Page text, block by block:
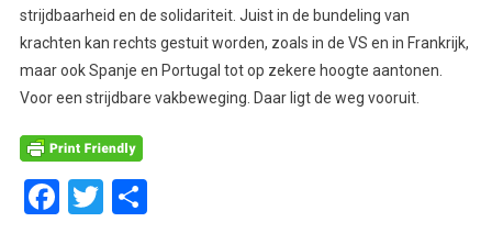
strijdbaarheid en de solidariteit. Juist in de bundeling van
krachten kan rechts gestuit worden, zoals in de VS en in Frankrijk,
maar ook Spanje en Portugal tot op zekere hoogte aantonen.
Voor een strijdbare vakbeweging. Daar ligt de weg vooruit.
Facebook
Twitter
Delen